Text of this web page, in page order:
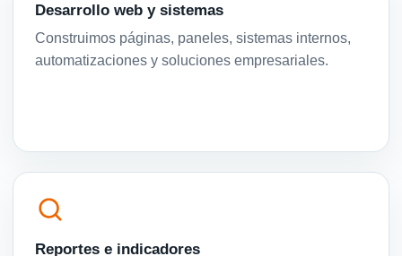
Desarrollo web y sistemas
Construimos páginas, paneles, sistemas internos,
automatizaciones y soluciones empresariales.
Reportes e indicadores